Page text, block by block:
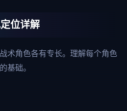
位详解
术角色各有专长。理解每个角色
基础。